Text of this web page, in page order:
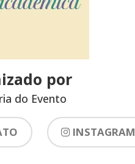
por
do Evento
INSTAGRAM